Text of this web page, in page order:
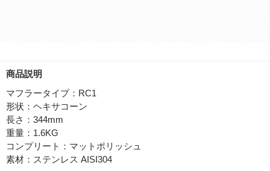
商品説明
マフラータイプ：RC1
形状：ヘキサコーン
長さ：344mm
重量：1.6KG
コンプリート：マットポリッシュ
素材：ステンレス AISI304